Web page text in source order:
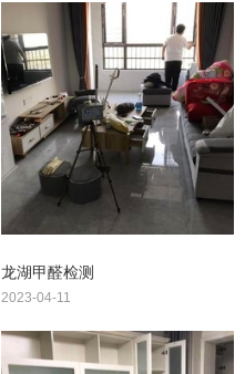
龙湖甲醛检测
2023-04-11